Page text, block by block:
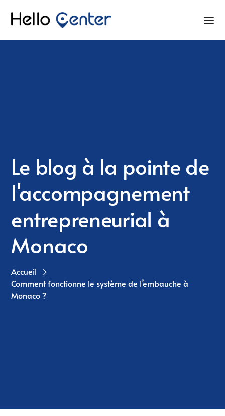
Le blog à la pointe de
l'accompagnement
entrepreneurial à
Monaco
Accueil
Comment fonctionne le système de l’embauche à
Monaco ?